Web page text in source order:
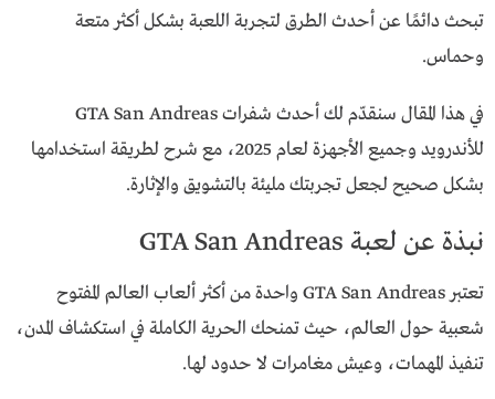
تبحث دائمًا عن أحدث الطرق لتجربة اللعبة بشكل أكثر متعة
وحماس.
في هذا المقال سنقدّم لك أحدث شفرات GTA San Andreas
للأندرويد وجميع الأجهزة لعام 2025، مع شرح لطريقة استخدامها
بشكل صحيح لجعل تجربتك مليئة بالتشويق والإثارة.
نبذة عن لعبة GTA San Andreas
تعتبر GTA San Andreas واحدة من أكثر ألعاب العالم المفتوح
شعبية حول العالم، حيث تمنحك الحرية الكاملة في استكشاف المدن،
تنفيذ المهمات، وعيش مغامرات لا حدود لها.